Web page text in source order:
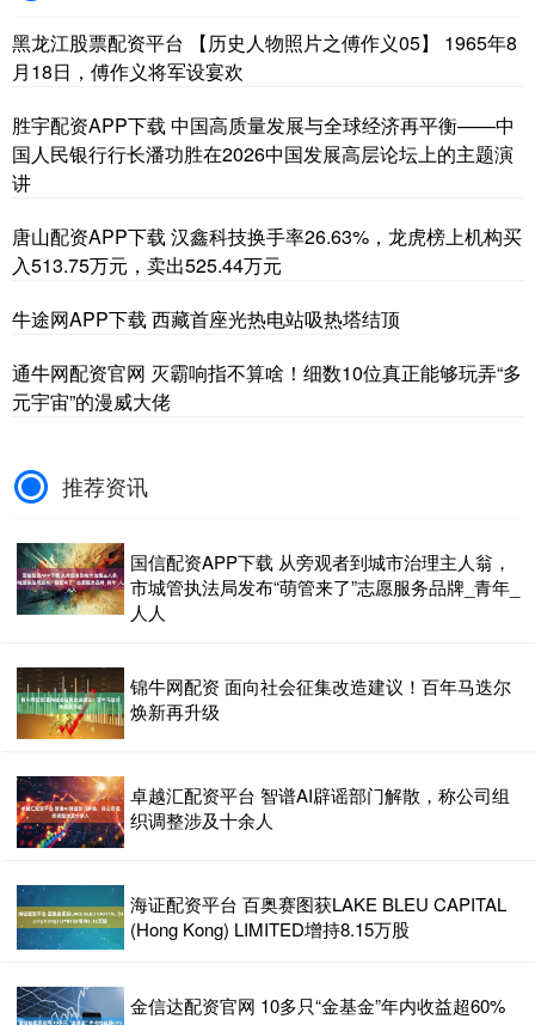
黑龙江股票配资平台 【历史人物照片之傅作义05】 1965年8
月18日，傅作义将军设宴欢
胜宇配资APP下载 中国高质量发展与全球经济再平衡——中
国人民银行行长潘功胜在2026中国发展高层论坛上的主题演
讲
唐山配资APP下载 汉鑫科技换手率26.63%，龙虎榜上机构买
入513.75万元，卖出525.44万元
牛途网APP下载 西藏首座光热电站吸热塔结顶
通牛网配资官网 灭霸响指不算啥！细数10位真正能够玩弄“多
元宇宙”的漫威大佬
推荐资讯
国信配资APP下载 从旁观者到城市治理主人翁，
市城管执法局发布“萌管来了”志愿服务品牌_青年_
人人
锦牛网配资 面向社会征集改造建议！百年马迭尔
焕新再升级
卓越汇配资平台 智谱AI辟谣部门解散，称公司组
织调整涉及十余人
海证配资平台 百奥赛图获LAKE BLEU CAPITAL
(Hong Kong) LIMITED增持8.15万股
金信达配资官网 10多只“金基金”年内收益超60%